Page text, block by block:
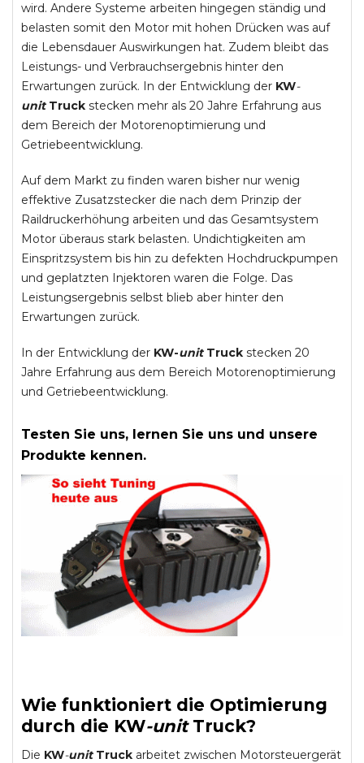
wird. Andere Systeme arbeiten hingegen ständig und
belasten somit den Motor mit hohen Drücken was auf
die Lebensdauer Auswirkungen hat. Zudem bleibt das
Leistungs- und Verbrauchsergebnis hinter den
Erwartungen zurück. In der Entwicklung der KW-
unit Truck stecken mehr als 20 Jahre Erfahrung aus
dem Bereich der Motorenoptimierung und
Getriebeentwicklung.
Auf dem Markt zu finden waren bisher nur wenig
effektive Zusatzstecker die nach dem Prinzip der
Raildruckerhöhung arbeiten und das Gesamtsystem
Motor überaus stark belasten. Undichtigkeiten am
Einspritzsystem bis hin zu defekten Hochdruckpumpen
und geplatzten Injektoren waren die Folge. Das
Leistungsergebnis selbst blieb aber hinter den
Erwartungen zurück.
In der Entwicklung der KW-unitTruck stecken 20
Jahre Erfahrung aus dem Bereich Motorenoptimierung
und Getriebeentwicklung.
Testen Sie uns, lernen Sie uns und unsere
Produkte kennen.
Wie funktioniert die Optimierung
durch die KW-unit Truck?
Die KW-unit Truck arbeitet zwischen Motorsteuergerät